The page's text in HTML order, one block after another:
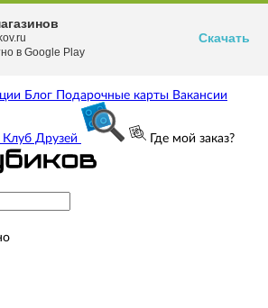
Блог Подарочные карты Вакансии
Клуб Друзей Где мой заказ?
в Google Play
Скачать